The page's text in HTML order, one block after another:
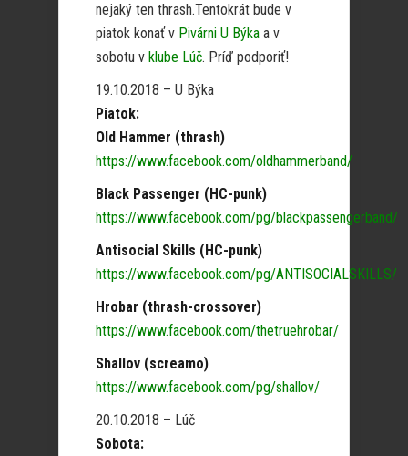
nejaký ten thrash.Tentokrát bude v
piatok konať v Pivárni U Býka a v
sobotu v klube Lúč. Príď podporiť!
19.10.2018 – U Býka
Piatok:
Old Hammer (thrash)
https://www.facebook.com/oldhammerband/
Black Passenger (HC-punk)
https://www.facebook.com/pg/blackpassengerband/
Antisocial Skills (HC-punk)
https://www.facebook.com/pg/ANTISOCIALSKILLS/
Hrobar (thrash-crossover)
https://www.facebook.com/thetruehrobar/
Shallov (screamo)
https://www.facebook.com/pg/shallov/
20.10.2018 – Lúč
Sobota: